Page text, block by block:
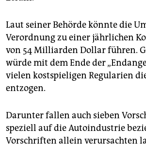
Laut seiner Behörde könnte die
Verordnung zu einer jährlichen
von 54 Milliarden Dollar führen.
würde mit dem Ende der
vielen kostspieligen Regularien
entzogen.
Darunter fallen auch sieben
speziell auf die Autoindustrie
Vorschriften allein verursachten